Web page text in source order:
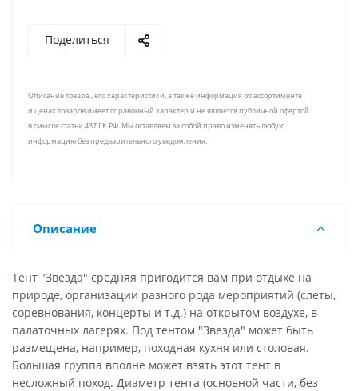
Поделиться
Описание товара , его характеристики, а также информация об ассортименте
и ценах товаров имеет справочный характер и не является публичной офертой
в смысле статьи 437 ГК РФ. Мы оставляем за собой право изменять любую
информацию без предварительного уведомления.
Описание
Тент "Звезда" средняя пригодится вам при отдыхе на
природе, организации разного рода мероприятий (слеты,
соревнования, концерты и т.д.) на открытом воздухе, в
палаточных лагерях. Под тентом "Звезда" может быть
размещена, например, походная кухня или столовая.
Большая группа вполне может взять этот тент в
несложный поход. Диаметр тента (основной части, без